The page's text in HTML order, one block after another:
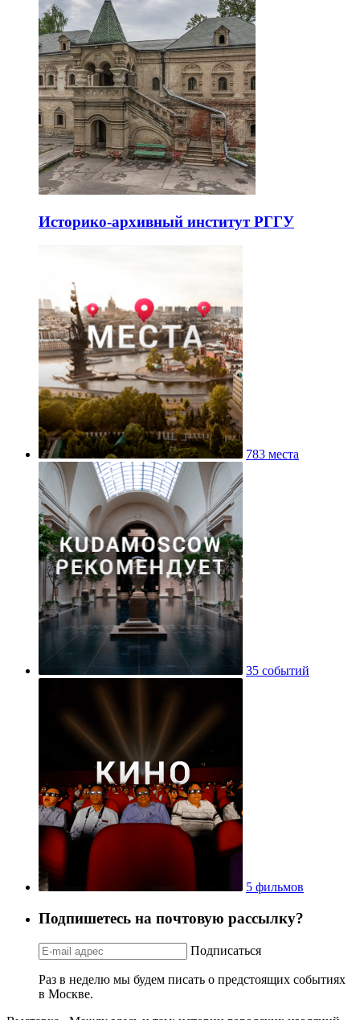
Историко-архивный институт РГГУ
783 места
35 событий
5 фильмов
Подпишетесь на почтовую рассылку?
Подписаться
Раз в неделю мы будем писать о предстоящих событиях
в Москве.